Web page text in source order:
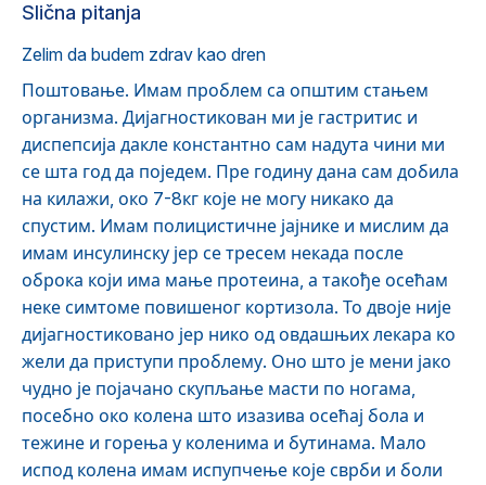
Slična pitanja
Zelim da budem zdrav kao dren
Поштовање. Имам проблем са општим стањем
организма. Дијагностикован ми је гастритис и
диспепсија дакле константно сам надута чини ми
се шта год да поједем. Пре годину дана сам добила
на килажи, око 7-8кг које не могу никако да
спустим. Имам полицистичне јајнике и мислим да
имам инсулинску јер се тресем некада после
оброка који има мање протеина, а такође осећам
неке симтоме повишеног кортизола. То двоје није
дијагностиковано јер нико од овдашњих лекара ко
жели да приступи проблему. Оно што је мени јако
чудно је појачано скупљање масти по ногама,
посебно око колена што изазива осећај бола и
тежине и горења у коленима и бутинама. Мало
испод колена имам испупчење које сврби и боли